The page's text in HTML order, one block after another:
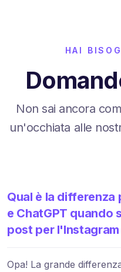
HAI
Non sai ancora
un'occhiata alle
Qual è la differenza
e ChatGPT quando
post per
Opa! La grande